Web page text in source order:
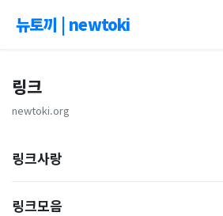
뉴토끼 | newtoki
링크
newtoki.org
링크사랑
링크모음